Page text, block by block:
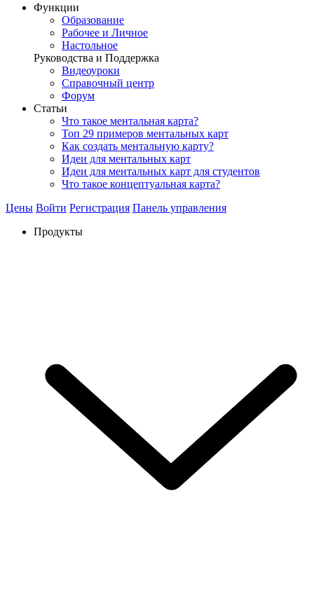
Функции
Образование
Рабочее и Личное
Настольное
Руководства и Поддержка
Видеоуроки
Справочный центр
Форум
Статьи
Что такое ментальная карта?
Топ 29 примеров ментальных карт
Как создать ментальную карту?
Идеи для ментальных карт
Идеи для ментальных карт для студентов
Что такое концептуальная карта?
Цены Войти Регистрация Панель управления
Продукты